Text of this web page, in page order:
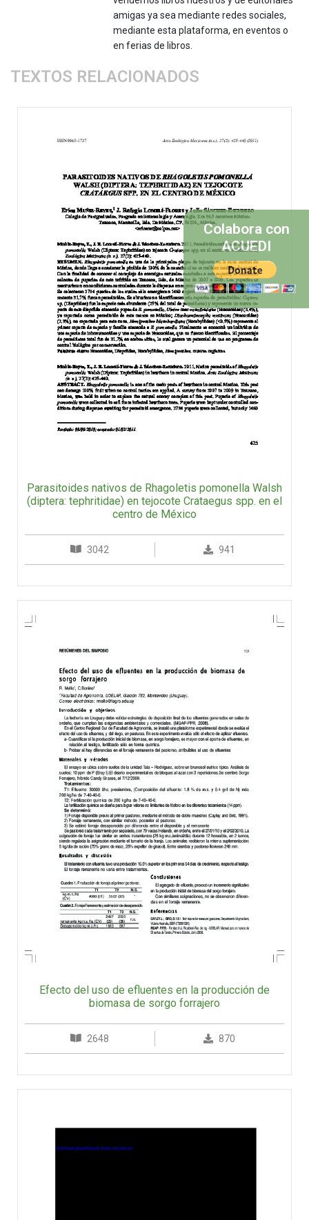
amigas ya sea mediante redes sociales,
mediante esta plataforma, en eventos o
en ferias de libros.
TEXTOS RELACIONADOS
Parasitoides nativos de Rhagoletis pomonella Walsh
(diptera: tephritidae) en tejocote Crataegus spp. en el
centro de México
3042 941
Efecto del uso de efluentes en la producción de
biomasa de sorgo forrajero
2648 870
Colabora con
ACUEDI